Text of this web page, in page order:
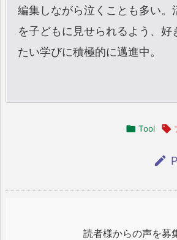
編集しながら泣くことも多い。
を子どもに見せられるよう、好
たい学びに積極的に邁進中。
 Tool 

読者様からの声を募